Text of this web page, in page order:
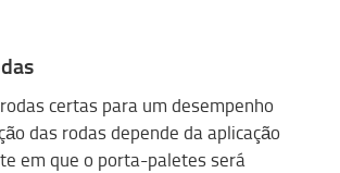
certas para um desempenho
das rodas depende da aplicação
em que o porta-paletes será